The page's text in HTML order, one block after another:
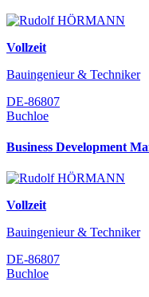
Vollzeit
Bauingenieur & Techniker
DE-86807
Buchloe
Business Development
Vollzeit
Bauingenieur & Techniker
DE-86807
Buchloe